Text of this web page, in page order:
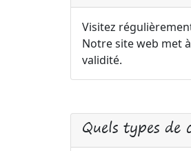
Visitez
Notre site web met
validité.
Quels types